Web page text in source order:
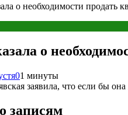
о необходимости продать
о
01 минуты
заявила, что если бы
записям